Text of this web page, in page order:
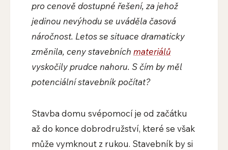
pro cenově dostupné řešení, za jehož
jedinou nevýhodu se uváděla časová
náročnost. Letos se situace dramaticky
změnila, ceny stavebních materiálů
vyskočily prudce nahoru. S čím by měl
potenciální stavebník počítat?
Stavba domu svépomocí je od začátku
až do konce dobrodružství, které se však
může vymknout z rukou. Stavebník by si